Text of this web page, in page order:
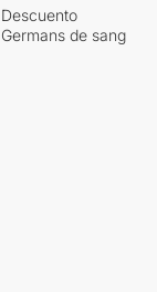
Descuento
Germans de sang